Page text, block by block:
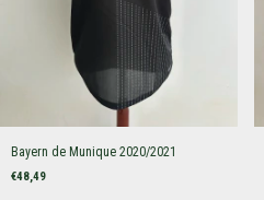
Bayern de Munique 2020/2021
€48,49